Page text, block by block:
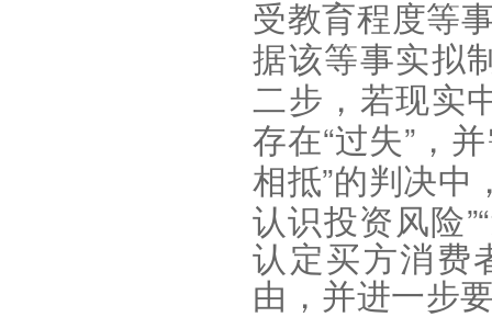
受教育程度等
据该等事实拟
二步，若现实
存在“过失” ，
相抵”的判决中
认识投资风险”“
认定买方消费
由，并进一步